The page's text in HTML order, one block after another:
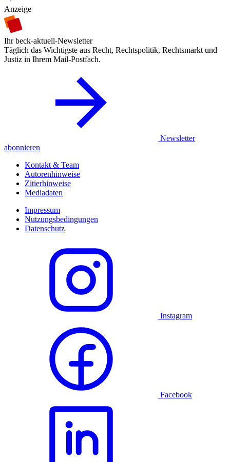
Anzeige
Ihr beck-aktuell-Newsletter
Täglich das Wichtigste aus Recht, Rechtspolitik, Rechtsmarkt und
Justiz in Ihrem Mail-Postfach.
Newsletter
abonnieren
Kontakt & Team
Autorenhinweise
Zitierhinweise
Mediadaten
Impressum
Nutzungsbedingungen
Datenschutz
Instagram
Facebook